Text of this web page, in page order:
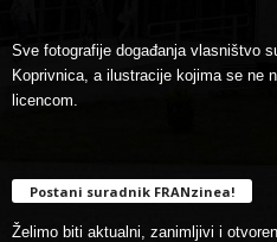
Sve fotografije događanja vlasništvo
Koprivnica, a ilustracije kojima se ne
licencom.
Postani suradnik FRANzinea!
Želimo biti aktualni, zanimljivi i